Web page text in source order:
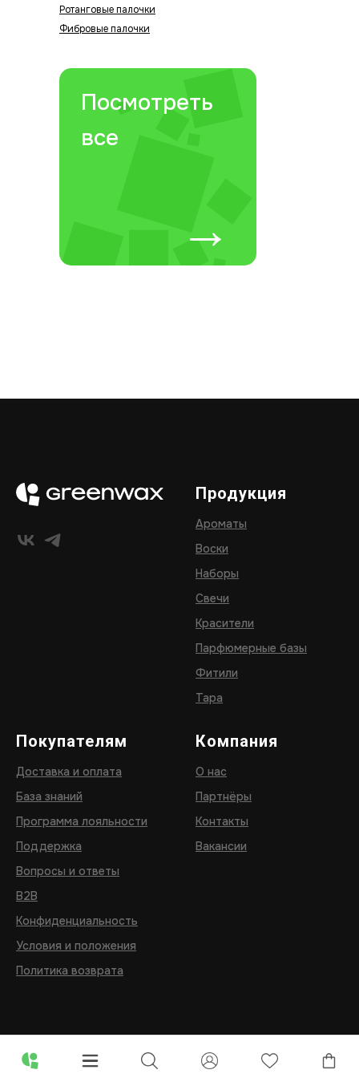
Ротанговые палочки
Фибровые палочки
Посмотреть
все
→
Продукция
Ароматы
Воски
Наборы
Свечи
Красители
Парфюмерные базы
Фитили
Тара
Покупателям
Доставка и оплата
База знаний
Программа лояльности
Поддержка
Вопросы и ответы
B2B
Конфиденциальность
Условия и положения
Политика возврата
Компания
О нас
Партнёры
Контакты
Вакансии